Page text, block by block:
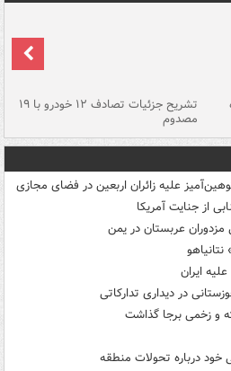
تشریح جزئیات تصادف ۱۲ خودرو با ۱۹
مصدوم
علیه زائران اربعین در فضای مجازی
از جنایت آمریکا
عربستان در یمن
ایران
در دیداری تدارکاتی
و زخمی برجا گذاشت
خود درباره تحولات منطقه